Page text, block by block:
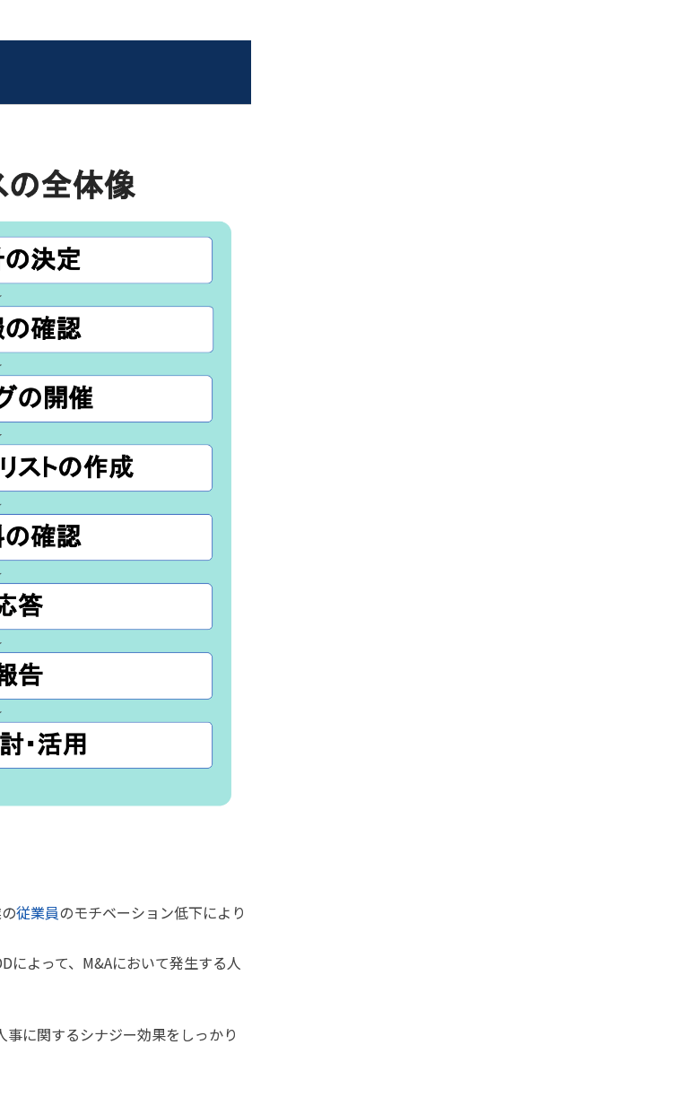
従業員のモチベーション低下により
によって、M&Aにおいて発生する人
に関するシナジー効果をしっかり